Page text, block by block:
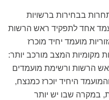
בבחירות ברשויות
אחד לתפקיד ראש הרשות
מועמד יחיד מוכרז
מקומיות המצב מורכב יותר:
הרשות ורשימת מועמדים
היחיד יוכרז כמנצח,
במקרה שבו יש יותר